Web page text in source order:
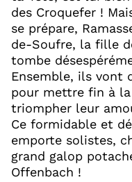
des Croquefer !
se prépare,
de-Soufre, la fille
tombe
Ensemble, ils vont
pour mettre fin à
triompher leur
Ce formidable et
emporte solistes,
grand galop
Offenbach !